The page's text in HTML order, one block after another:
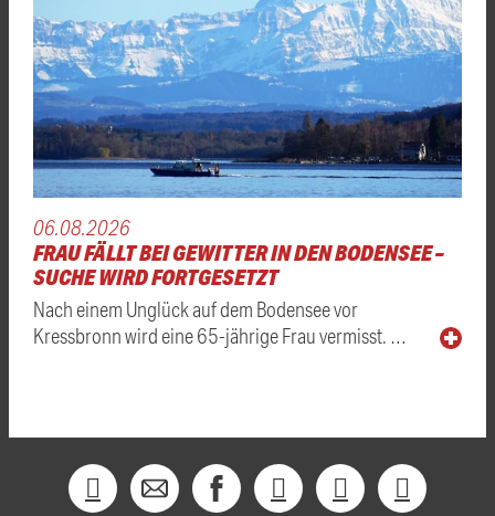
06.08.2026
FRAU FÄLLT BEI GEWITTER IN DEN BODENSEE –
SUCHE WIRD FORTGESETZT
Nach einem Unglück auf dem Bodensee vor
Kressbronn wird eine 65-jährige Frau vermisst. …